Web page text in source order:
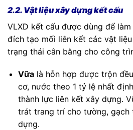
2.2. Vật liệu xây dựng kết cấu
VLXD kết cấu được dùng để
đích tạo mối liên kết các vật
trạng thái cân bằng cho công
Vữalà hỗn hợp được trộn
cơ, nước theo 1 tỷ lệ nhất
thành lực liên kết xây dựng.
trát trang trí cho tường, gạch
dựng.